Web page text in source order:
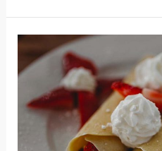
Comment
faire
des
crêpes